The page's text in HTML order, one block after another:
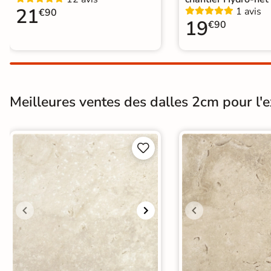
21€90
1 avis
19€90
Meilleures ventes des dalles 2cm pour

